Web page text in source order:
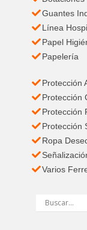
Guantes
Línea
Papel
Papelería
Protección
Protección
Protección
Protección
Ropa
Varios